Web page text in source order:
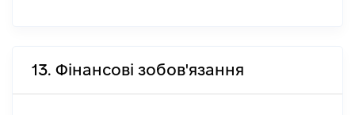
13. Фінансові зобов'язання